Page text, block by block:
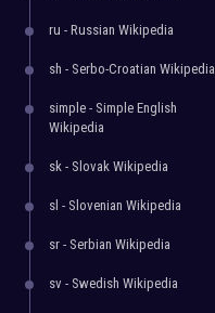
ru - Russian Wikipedia
sh - Serbo-Croatian Wikipedia
simple - Simple English
Wikipedia
sk - Slovak Wikipedia
sl - Slovenian Wikipedia
sr - Serbian Wikipedia
sv - Swedish Wikipedia